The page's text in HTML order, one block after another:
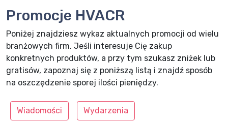
Promocje HVACR
Poniżej znajdziesz wykaz aktualnych promocji od wielu
branżowych firm. Jeśli interesuje Cię zakup
konkretnych produktów, a przy tym szukasz zniżek lub
gratisów, zapoznaj się z poniższą listą i znajdź sposób
na oszczędzenie sporej ilości pieniędzy.
Wiadomości Wydarzenia